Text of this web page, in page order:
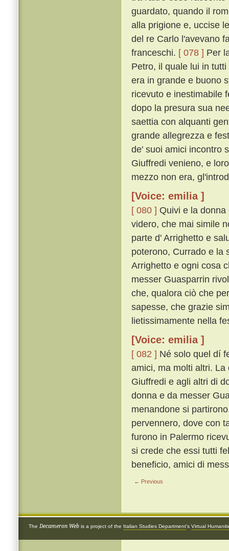
guardato, quando il
alla prigione e, uccise
del re Carlo l'avevano
franceschi. [ 078 ] Per
Petro, il quale lui in
era in grande e buono
ricevuto e inestimabile
dopo la presura sua
saettia con alquanti
grande allegrezza e
de' suoi amici incontro
Giuffredi venieno, e
mezzo non era,
[Voice: emilia ]
[ 080 ] Quivi e la
videro, che mai simile
parte d' Arrighetto e
poterono, Currado e la
Arrighetto e ogni cosa
messer Guasparrin
che, qualora ciò che
sapesse, che grazie
lietissimamente nella
[Voice: emilia ]
[ 082 ] Né solo quel dí
amici, ma molti altri.
Giuffredi e agli altri di
donna e da messer
menandone si
pervennero, dove con
furono in Palermo
si crede che essi tutti
beneficio, amici di
← Previous
The Decameron Web is a project of the Italian Studies Department's Virtual